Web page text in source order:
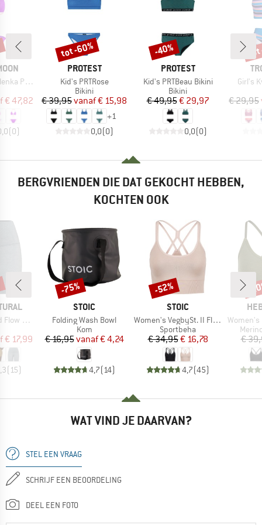
Popmix
prijs
€ 47,82
(0)
MERK
PROTEST
Artikel
Kid's PRTRose
Productgroep
Bikini
Prijs
€ 39,95 Verlaagde prijs
vanaf€ 15,98
+1
0,0(0)
Korting
tot -60%
MERK
PROTEST
Artikel
Kid's PRTBeau Bikini
Productgroep
Bikini
Prijs
€ 49,95Verlaagde prijs
€ 29,97
0,0(0)
Korting
-40%
Artikel
Girl's
€ 29,95
BERGVRIENDEN DIE DAT GEKOCHT HEBBEN,
KOCHTEN OOK
Shorts
prijs
€ 17,99
(15)
MERK
STOIC
Artikel
Folding Wash Bowl
Productgroep
Kom
Prijs
€ 16,95 Verlaagde prijs
vanaf€ 4,24
4,7(14)
Korting
-75%
MERK
STOIC
Artikel
Women's VegbySt. II Flow Seamless Bra
Productgroep
Sportbeha
Prijs
€ 34,95Verlaagde prijs
€ 16,78
4,7(45)
Korting
-52%
Artikel
Women's
€
-
WAT VIND JE DAARVAN?
STEL EEN VRAAG
SCHRIJF EEN BEOORDELING
DEEL EEN FOTO